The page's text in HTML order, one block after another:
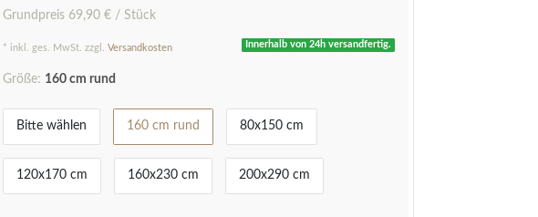
Grundpreis 69,90 € / Stück
* inkl. ges. MwSt. zzgl. Versandkosten Innerhalb von 24h versandfertig.
Größe: 160 cm rund
Bitte wählen 160 cm rund 80x150 cm
120x170 cm 160x230 cm 200x290 cm